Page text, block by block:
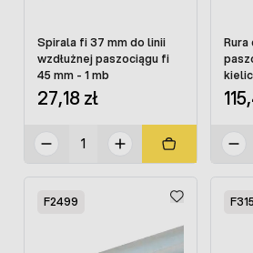
Spirala fi 37 mm do linii
wzdłużnej paszociągu fi
45 mm - 1 mb
27,18 zł
- 4
F2499